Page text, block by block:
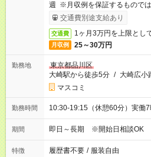
週 ※月収例を保証するもので
ービス利用可（利用条件有）
交通費別途支給あり
交通費 1ヶ月3万円を上限とし
月収例 25～30万円
勤務地
東京都品川区
大崎駅から徒歩5分 / 大崎広小
マスコミ
勤務時間 10:30-19:15（休憩60分）実働7
期間 即日～長期 ※開始日相談OK
特徴 履歴書不要 / 服装自由